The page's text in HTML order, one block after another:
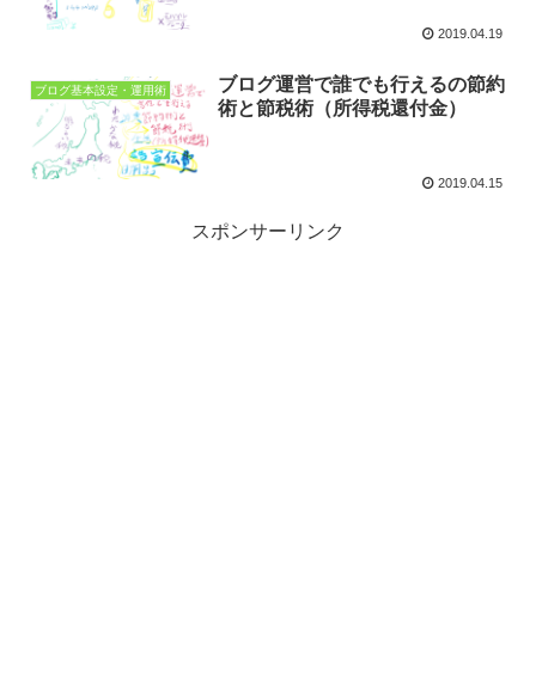
2019.04.19
ブログ基本設定・運用術
ブログ運営で誰でも行えるの節約
術と節税術（所得税還付金）
2019.04.15
スポンサーリンク